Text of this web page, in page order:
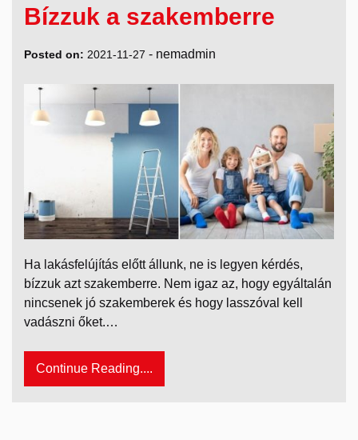
Bízzuk a szakemberre
Posted on: 2021-11-27 - nemadmin
Ha lakásfelújítás előtt állunk, ne is legyen kérdés,
bízzuk azt szakemberre. Nem igaz az, hogy egyáltalán
nincsenek jó szakemberek és hogy lasszóval kell
vadászni őket.…
Continue Reading....